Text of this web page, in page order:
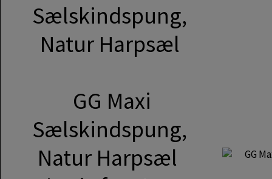
GG Maxi
Sælskindspung,
Natur Harpsæl